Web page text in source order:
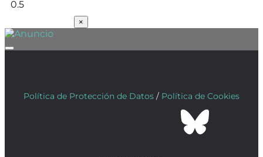
×
Política de Protección de Datos / Política de Cookies